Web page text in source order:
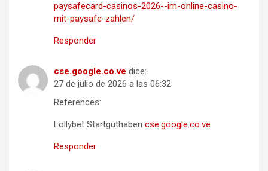
paysafecard-casinos-2026-️-im-online-casino-
mit-paysafe-zahlen/
Responder
cse.google.co.ve dice:
27 de julio de 2026 a las 06:32
References:
Lollybet Startguthaben cse.google.co.ve
Responder